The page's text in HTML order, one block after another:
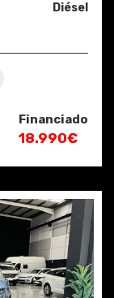
Diésel
Financiado
18.990€